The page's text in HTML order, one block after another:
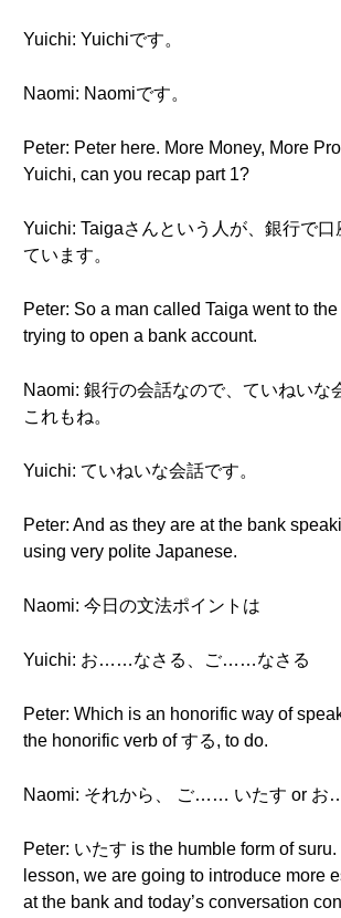
Yuichi: Yuichiです。
Naomi: Naomiです。
Peter: Peter here. More Money, More
Yuichi, can you recap part 1?
Yuichi: Taigaさんという人が、銀行で口
ています。
Peter: So a man called Taiga went to
trying to open a bank account.
Naomi: 銀行の会話なので、ていねいな
これもね。
Yuichi: ていねいな会話です。
Peter: And as they are at the bank
using very polite Japanese.
Naomi: 今日の文法ポイントは
Yuichi: お……なさる、ご……なさる
Peter: Which is an honorific way of
the honorific verb of する, to do.
Naomi: それから、 ご…… いたす or
Peter: いたす is the humble form of
lesson, we are going to introduce more
at the bank and today’s conversation